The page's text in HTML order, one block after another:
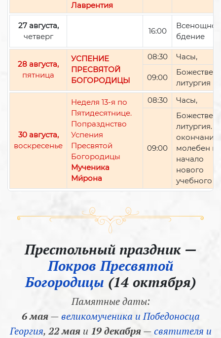
Лаврентия
27 августа,
четверг
16:00
Всенощное
бдение
28 августа,
пятница
УСПЕНИЕ
ПРЕСВЯТОЙ
БОГОРОДИЦЫ
08:30 Часы,
09:00
литургия
30 августа,
воскресенье
Неделя 13-я по
Пятидесятнице.
Попразднство
Успения
Пресвятой
Богородицы
Мученика
Ми́рона
08:30 Часы,
09:00
литургия.
окончании
молебен
начало
нового
учебного
Престольный праздник —
Покров Пресвятой
Богородицы (14 октября)
Памятные даты:
6 мая—великомученика и Победоносца
Георгия, 22 маяи 19 декабря—святителя и